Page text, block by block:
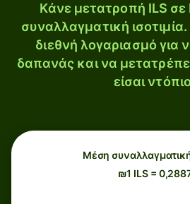
Κάνε μετατροπή ILS σε
συναλλαγματική
διεθνή λογαριασμό για
δαπανάς και να
είσαι
Μέση συναλλαγματική
₪1 ILS =